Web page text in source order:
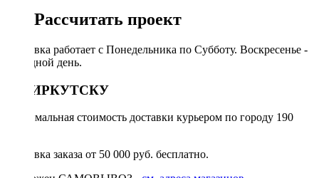
Рассчитать проект
Доставка работает с Понедельника по Субботу. Воскресенье -
выходной день.
ПО ИРКУТСКУ
Минимальная стоимость доставки курьером по городу 190
Доставка заказа от 50 000 руб. бесплатно.